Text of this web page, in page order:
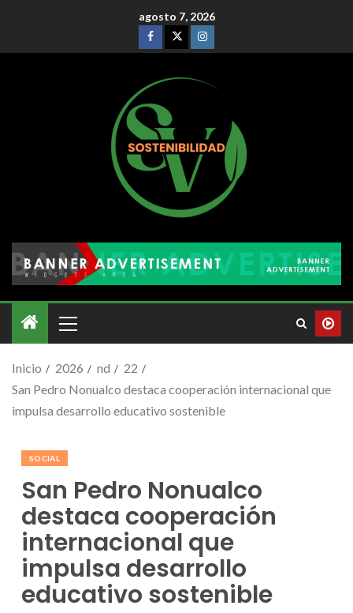
agosto 7, 2026
Inicio 2026 nd
22
San Pedro Nonualco destaca cooperación internacional que
impulsa desarrollo educativo sostenible
SOCIAL
San Pedro Nonualco
destaca cooperación
internacional que
impulsa desarrollo
educativo sostenible